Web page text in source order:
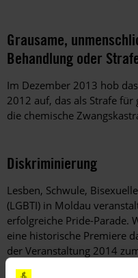
Grausame,
Behandlung oder
Im Dezember 2013 hob
2012 auf, das als Strafe
die chemische
Diskriminierung
Lesben, Schwule,
(LGBTI) in Moldau
erfolgreiche Pride-Parade.
eine historische Premiere
der Veranstaltung 2014
Route durch das Zentrum